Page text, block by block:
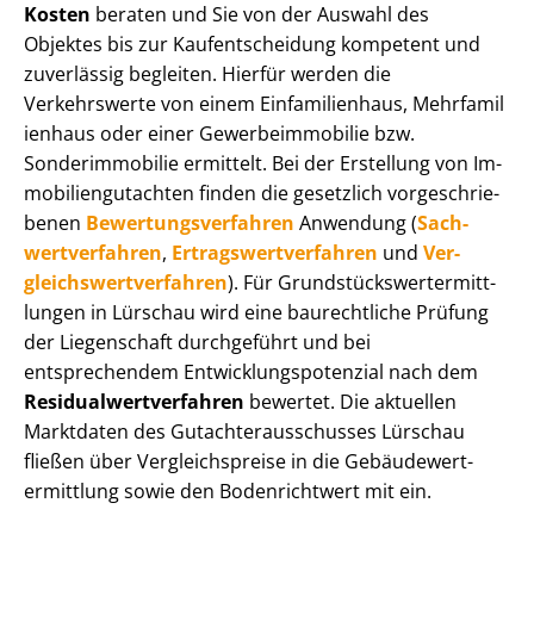
Kosten beraten und Sie von der Auswahl des
Objektes bis zur Kauf­ent­schei­dung kompetent und
zuverlässig begleiten. Hierfür werden die
Verkehrswerte von einem Einfamilienhaus, Mehr­fa­mi­l
i­en­haus oder einer Ge­wer­be­im­mo­bi­lie bzw.
Sonderimmobilie ermittelt. Bei der Erstellung von Im­
mo­bi­li­en­gut­ach­ten finden die gesetzlich vor­ge­schrie­
be­nen Be­wer­tungs­ver­fah­ren Anwendung (Sach­
wert­ver­fah­ren, Er­trags­wert­ver­fah­ren und Ver­
gleichs­wert­ver­fah­ren). Für Grund­stücks­wert­ermitt­
lun­gen in Lürschau wird eine baurechtliche Prüfung
der Liegenschaft durchgeführt und bei
entsprechendem Ent­wick­lungs­po­ten­zi­al nach dem
Re­si­du­al­wert­ver­fah­ren bewertet. Die aktuellen
Marktdaten des Gut­ach­ter­aus­schus­ses Lürschau
fließen über Ver­gleichs­prei­se in die Ge­bäu­de­wert­
ermitt­lung sowie den Bodenrichtwert mit ein.